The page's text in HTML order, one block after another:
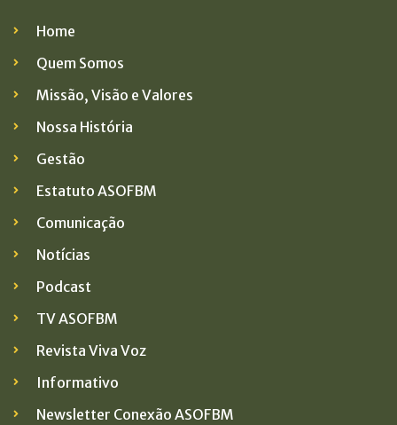
Home
Quem Somos
Missão, Visão e Valores
Nossa História
Gestão
Estatuto ASOFBM
Comunicação
Notícias
Podcast
TV ASOFBM
Revista Viva Voz
Informativo
Newsletter Conexão ASOFBM